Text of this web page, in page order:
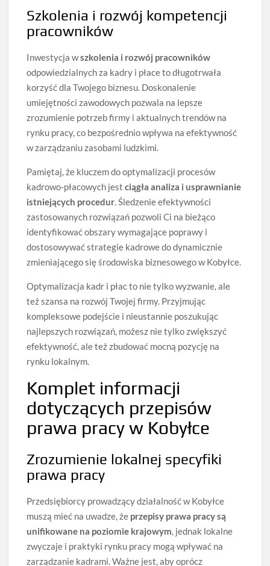
Szkolenia i rozwój kompetencji
pracowników
Inwestycja wszkolenia i rozwój pracowników
odpowiedzialnych za kadry i płace to długotrwała
korzyść dla Twojego biznesu. Doskonalenie
umiejętności zawodowych pozwala na lepsze
zrozumienie potrzeb firmy i aktualnych trendów na
rynku pracy, co bezpośrednio wpływa na efektywność
w zarządzaniu zasobami ludzkimi.
Pamiętaj, że kluczem do optymalizacji procesów
kadrowo-płacowych jestciągła analiza i usprawnianie
istniejących procedur. Śledzenie efektywności
zastosowanych rozwiązań pozwoli Ci na bieżąco
identyfikować obszary wymagające poprawy i
dostosowywać strategie kadrowe do dynamicznie
zmieniającego się środowiska biznesowego w Kobyłce.
Optymalizacja kadr i płac to nie tylko wyzwanie, ale
też szansa na rozwój Twojej firmy. Przyjmując
kompleksowe podejście i nieustannie poszukując
najlepszych rozwiązań, możesz nie tylko zwiększyć
efektywność, ale też zbudować mocną pozycję na
rynku lokalnym.
Komplet informacji
dotyczących przepisów
prawa pracy w Kobyłce
Zrozumienie lokalnej specyfiki
prawa pracy
Przedsiębiorcy prowadzący działalność w Kobyłce
muszą mieć na uwadze, że przepisy prawa pracy są
unifikowane na poziomie krajowym , jednak lokalne
zwyczaje i praktyki rynku pracy mogą wpływać na
zarządzanie kadrami. Ważne jest, aby oprócz